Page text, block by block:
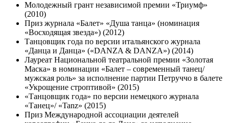
Молодежный грант независимой премии «Триумф»
(2010)
Приз журнала «Балет» «Душа танца» (номинация
«Восходящая звезда») (2012)
Танцовщик года по версии итальянского журнала
«Данца и Данца» («DANZA & DANZA») (2014)
Лауреат Национальной театральной премии «Золотая
Маска» в номинации «Балет – современный танец/
мужская роль» за исполнение партии Петруччо в балете
«Укрощение строптивой» (2015)
«Танцовщик года» по версии немецкого журнала
«Танец»/ «Tanz» (2015)
Приз Международной ассоциации деятелей